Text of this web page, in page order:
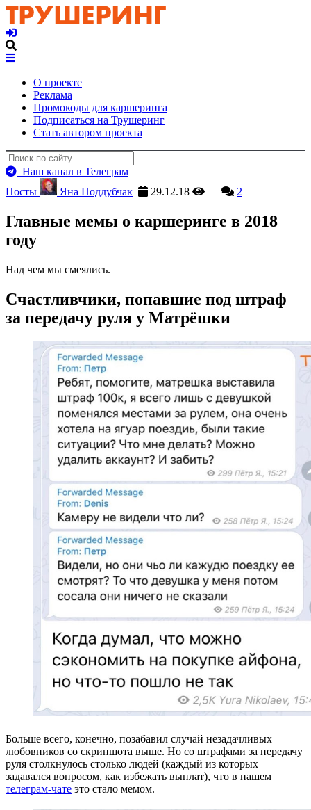
О проекте
Реклама
Промокоды для каршеринга
Подписаться на Трушеринг
Стать автором проекта
Наш канал в Телеграм
Посты
Яна Поддубчак 29.12.18 — 2
Главные мемы о каршеринге в 2018
году
Над чем мы смеялись.
Счастливчики, попавшие под штраф
за передачу руля у Матрёшки
Больше всего, конечно, позабавил случай незадачливых
любовников со скриншота выше. Но со штрафами за передачу
руля столкнулось столько людей (каждый из которых
задавался вопросом, как избежать выплат), что в нашем
телеграм-чате это стало мемом.